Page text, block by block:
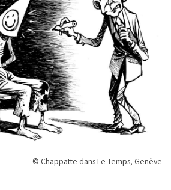
© Chappatte dans Le Temps, Genève